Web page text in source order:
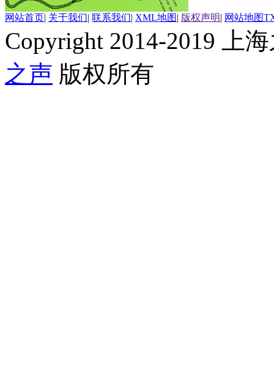
网站首页| 关于我们| 联系我们| XML地图| 版权声明| 网站地图
Copyright 2014-2019 上
之声 版权所有